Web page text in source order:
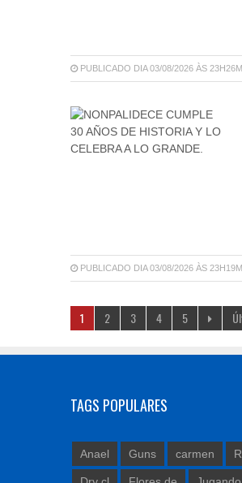
PUBLICADO DIA 03/08/2026 ÀS
PUBLICADO DIA 03/08/2026 ÀS
1 2 3 4 5
TAGS POPULARES
Anael Guns carmen